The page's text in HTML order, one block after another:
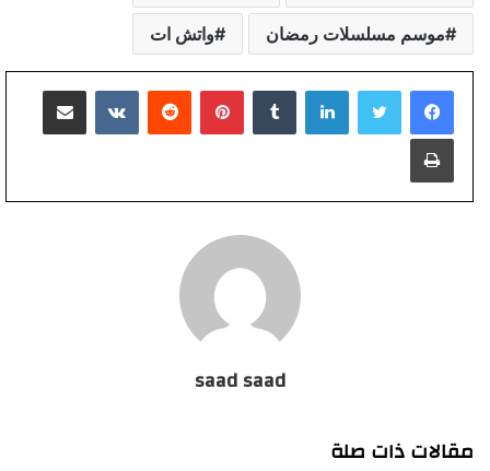
موسم مسلسلات رمضان واتش ات
لينكدإن بينتيريست مشاركة عبر البريد
طباعة
saad saad
مقالات ذات صلة